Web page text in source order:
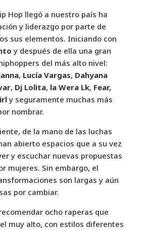
Hop llegó a nuestro país ha
y liderazgo por parte de
sus elementos. Iniciando con
y después de ella una gran
del más alto nivel:
, Lucía Vargas, Dahyana
, Dj Lolita, la Wera Lk, Fear,
y seguramente muchas más
nombrar.
de la mano de las luchas
abierto espacios que a su vez
y escuchar nuevas propuestas
mujeres. Sin embargo, el
son largas y aún
por cambiar.
ocho raperas que
muy alto, con estilos diferentes